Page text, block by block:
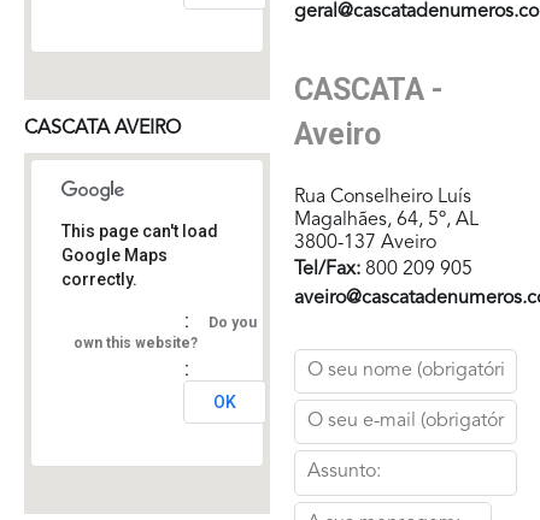
CASCATA AVEIRO
This page can't load
Google Maps
correctly.
Do you
own this website?
OK
CASCATA -
Aveiro
Rua Conselheiro Luís
Magalhães, 64, 5º, AL
3800-137 Aveiro
Tel/Fax: 800 209 905
Nome
E-mail
Assunto